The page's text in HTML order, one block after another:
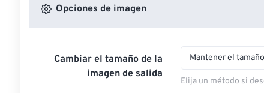
Opciones de imagen
Cambiar el tamaño de la
imagen de salida
Mantener el
Elija un método si